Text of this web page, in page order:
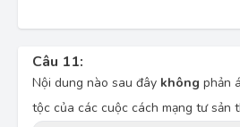
Câu 11:
Nội dung nào sau đây không phản
tộc của các cuộc cách mạng tư sản